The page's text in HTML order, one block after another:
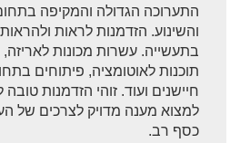
התערוכה הגדולה והמקיפה
והשינוע. הזדמנות לראות
בתעשייה. עשרות מכונות לאריזה,
תוכנות לאוטומציה, פיתוחים
חיישנים ועוד. זוהי הזדמנות
למצוא מענה מדויק לצרכים של
כסף רב.